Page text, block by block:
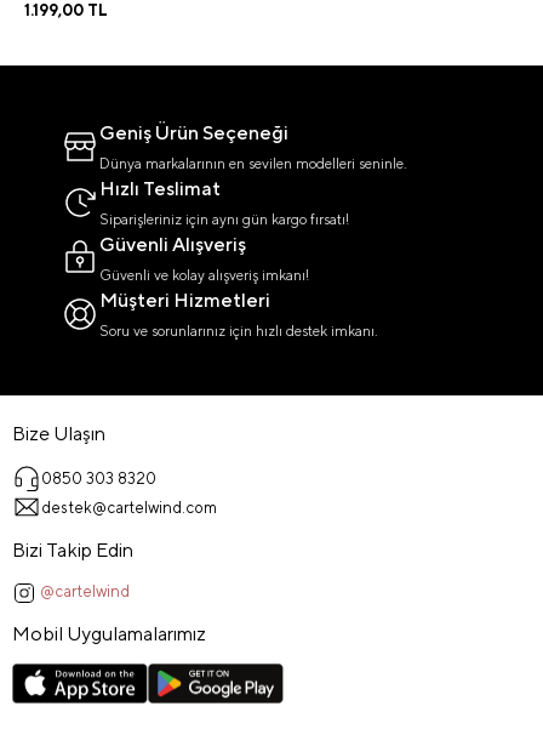
1.199,00 TL
Geniş Ürün Seçeneği
Dünya markalarının en sevilen modelleri seninle.
Hızlı Teslimat
Siparişleriniz için aynı gün kargo fırsatı!
Güvenli Alışveriş
Güvenli ve kolay alışveriş imkanı!
Müşteri Hizmetleri
Soru ve sorunlarınız için hızlı destek imkanı.
Bize Ulaşın
0850 303 8320
destek@cartelwind.com
Bizi Takip Edin
@cartelwind
Mobil Uygulamalarımız